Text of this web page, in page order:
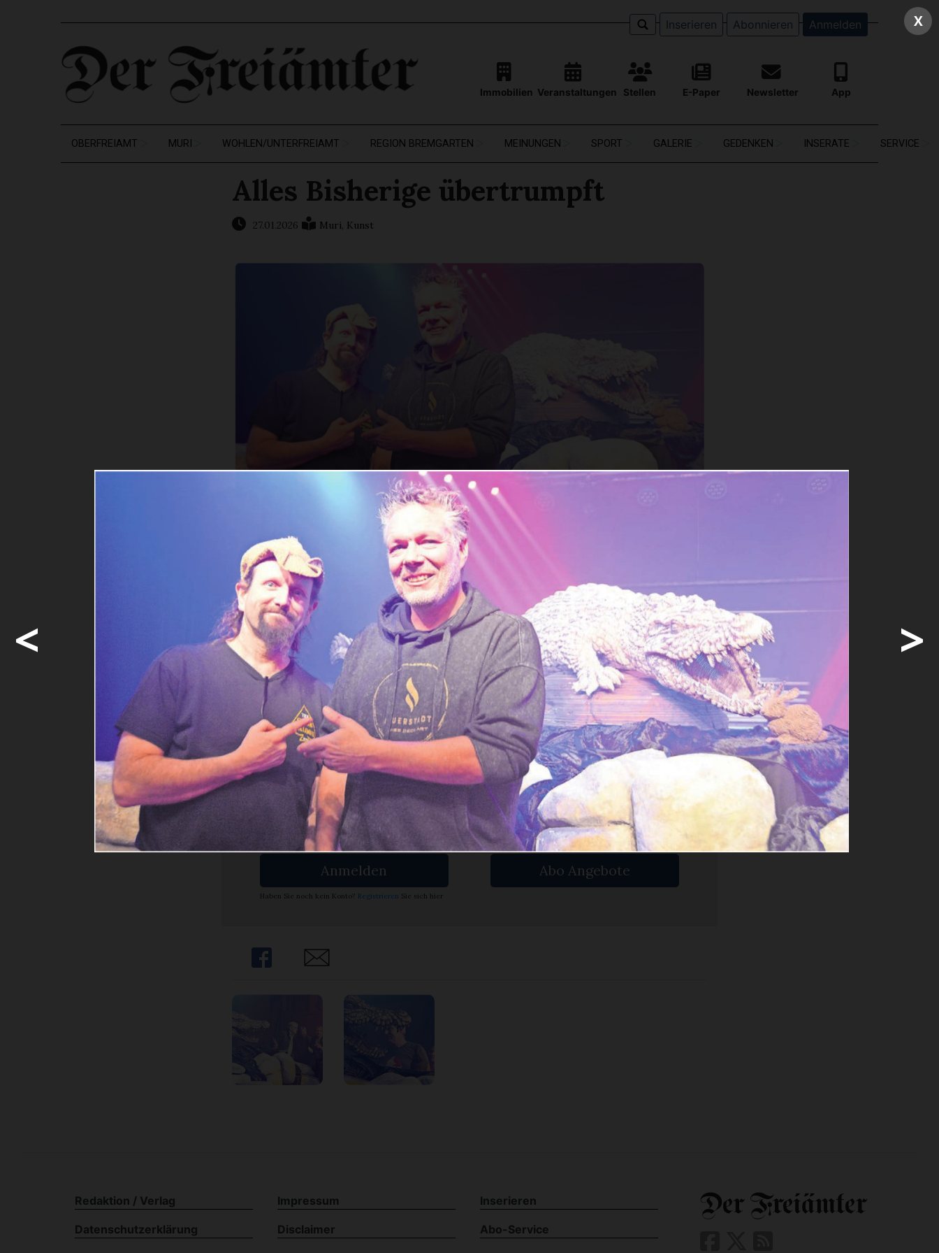
Inserieren Abonnieren Anmelden
Immobilien Veranstaltungen Stellen E-Paper Newsletter App
OBERFREIAMT MURI WOHLEN/UNTERFREIAMT REGION BREMGARTEN MEINUNGEN SPORT GALERIE GEDENKEN INSERATE SERVICE
Alles Bisherige übertrumpft
27.01.2026 Muri, Kunst
Ihre Freude am Resultat ist riesig: Barbetreiber Guido Viana (links) und
Künstler Mike Tanner neben dem riesigen Alligator. Bild: Annemarie Keusch
Wohl schwerstes Puzzle der Welt
Ganz spezielles Kunstwerk eines Freiämters im Gator Saloon in Muri
enthüllt
Ein klassisches Puzzle ist es nicht, aber eines, das mächtig
Eindruck macht. Ein 100 Kilogramm schwerer Alligator bewacht ...
Möchten Sie
weiterlesen?
Ja. Ich bin
Abonnent.
Anmelden
Haben Sie noch kein Konto? Registrieren Sie sich hier
Ja. Ich benötige
ein Abo.
Abo Angebote
Share Share
X
< >
Redaktion / Verlag Impressum Inserieren
Datenschutzerklärung Disclaimer Abo-Service